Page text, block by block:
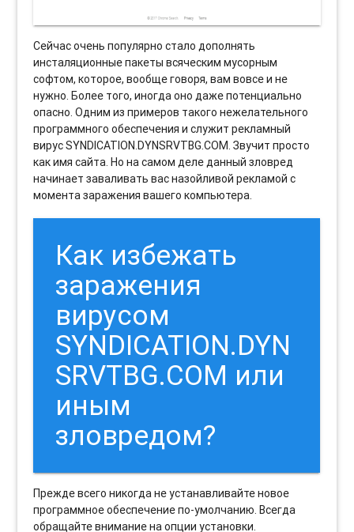
Сейчас очень популярно стало дополнять
инсталяционные пакеты всяческим мусорным
софтом, которое, вообще говоря, вам вовсе и не
нужно. Более того, иногда оно даже потенциально
опасно. Одним из примеров такого нежелательного
программного обеспечения и служит рекламный
вирус SYNDICATION.DYNSRVTBG.COM. Звучит просто
как имя сайта. Но на самом деле данный зловред
начинает заваливать вас назойливой рекламой с
момента заражения вашего компьютера.
Как избежать
заражения
вирусом
SYNDICATION.DYN
SRVTBG.COM или
иным
зловредом?
Прежде всего никогда не устанавливайте новое
программное обеспечение по-умолчанию. Всегда
обращайте внимание на опции установки.